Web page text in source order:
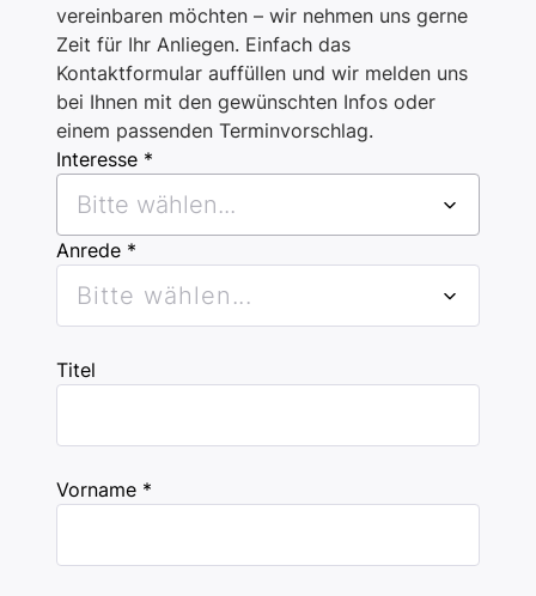
vereinbaren möchten – wir nehmen uns gerne
Zeit für Ihr Anliegen. Einfach das
Kontaktformular auffüllen und wir melden uns
bei Ihnen mit den gewünschten Infos oder
einem passenden Terminvorschlag.
Interesse *
Bitte wählen...
Anrede *
Bitte wählen...
Titel
Vorname *